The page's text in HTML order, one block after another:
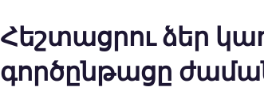
Հեշտացրու ձեր
գործընթացը